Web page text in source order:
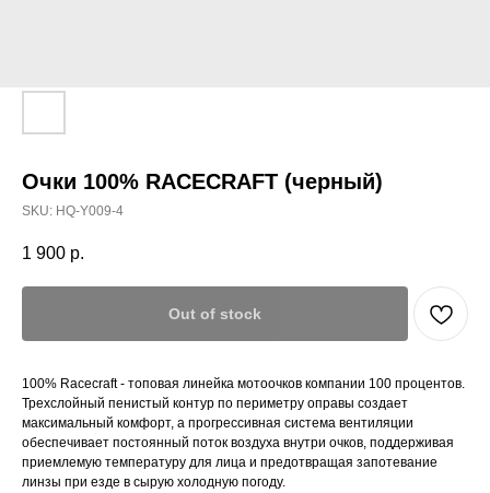
Очки 100% RACECRAFT (черный)
SKU: HQ-Y009-4
1 900 р.
Out of stock
100% Racecraft - топовая линейка мотоочков компании 100 процентов.
Трехслойный пенистый контур по периметру оправы создает
максимальный комфорт, а прогрессивная система вентиляции
обеспечивает постоянный поток воздуха внутри очков, поддерживая
приемлемую температуру для лица и предотвращая запотевание
линзы при езде в сырую холодную погоду.